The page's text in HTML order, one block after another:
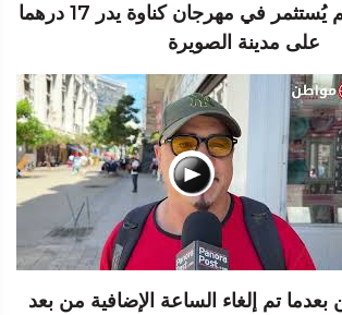
بنسعيد: كل درهم يُستثمر في مهرجان كناوة يدر 17 درهما
على مدينة الصويرة
بعدما تم إلغاء الساعة الإضافية من بعد